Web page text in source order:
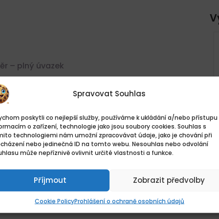
Spravovat Souhlas
poskytli co nejlepší služby, používáme k ukládání a/nebo přístupu
o zařízení, technologie jako jsou soubory cookies. Souhlas s
technologiemi nám umožní zpracovávat údaje, jako je chování při
nebo jedinečná ID na tomto webu. Nesouhlas nebo odvolání
může nepříznivě ovlivnit určité vlastnosti a funkce.
Příjmout Zobrazit předvolby
Cookie PolicyProhlášení o ochraně osobních údajů
– plný úvazek
Ústí nad Labem, Česko
45.320,- KčKč - 63.440,- KčKč
Plný úvazek